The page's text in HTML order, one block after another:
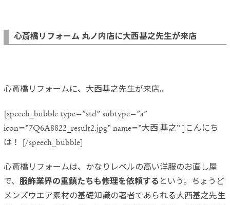
心斎橋リフォーム 丸ノ内店に大西基之先生が来店
心斎橋リフォームに、大西基之先生が来店。
[speech_bubble type=”std” subtype=”a”
icon=”7Q6A8822_result2.jpg” name=”大西 基之” ]こんにち
は！ [/speech_bubble]
心斎橋リフォームは、かなりレベルの高い洋服のお直し屋
で、服飾業界の重鎮たちも修理を依頼する という。ちょうど
メンズウエア素材の基礎知識の著者であられる大西基之先生